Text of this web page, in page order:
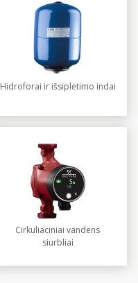
Hidroforai ir išsiplėtimo indai
Cirkuliaciniai vandens
siurbliai